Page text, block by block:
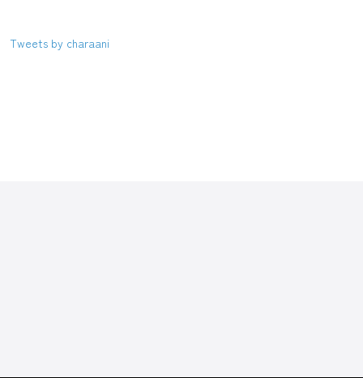
Tweets by charaani